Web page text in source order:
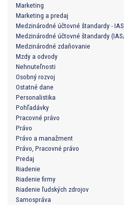
Marketing
Marketing a predaj
Medzinárodné účtovné štandardy -
Medzinárodné účtovné štandardy
Medzinárodné zdaňovanie
Mzdy a odvody
Nehnuteľnosti
Osobný rozvoj
Ostatné dane
Personalistika
Pohľadávky
Pracovné právo
Právo
Právo a manažment
Právo, Pracovné právo
Predaj
Riadenie
Riadenie firmy
Riadenie ľudských zdrojov
Samospráva